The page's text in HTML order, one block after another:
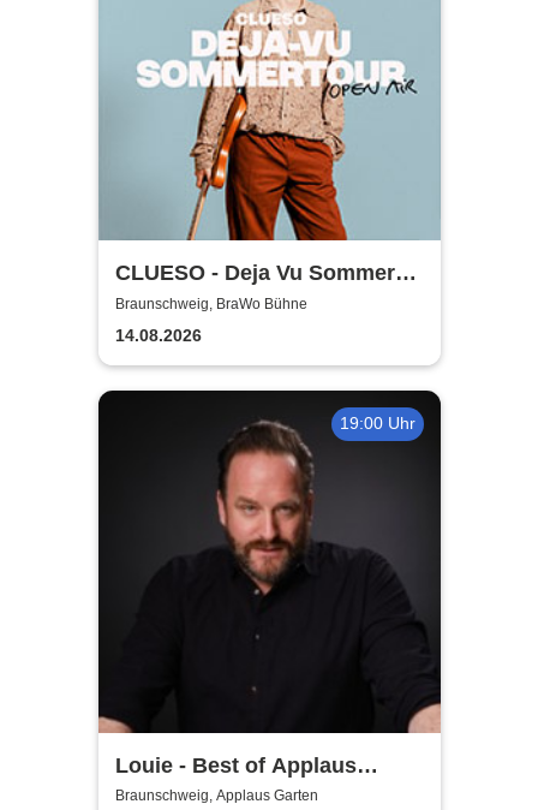
CLUESO - Deja Vu Sommer
Open Air
Braunschweig, BraWo Bühne
14.08.2026
19:00 Uhr
Louie - Best of Applaus
Garten
Braunschweig, Applaus Garten